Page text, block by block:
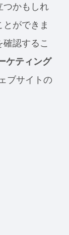
つかもしれ
ができま
認するこ
ケティング
ブサイトの